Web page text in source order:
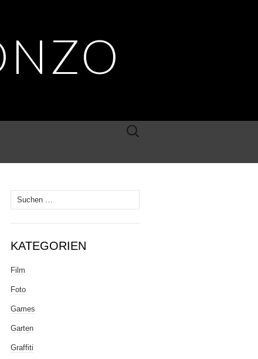
Suche
Suche
nach:
KATEGORIEN
Film
Foto
Games
Garten
Graffiti